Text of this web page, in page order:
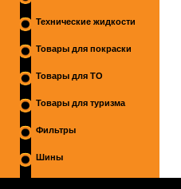
Технические жидкости
Товары для покраски
Товары для ТО
Товары для туризма
Фильтры
Шины